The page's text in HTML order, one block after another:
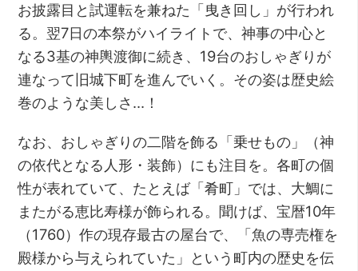
お披露目と試運転を兼ねた「曳き回し」が行われ
る。翌7日の本祭がハイライトで、神事の中心と
なる3基の神輿渡御に続き、19台のおしゃぎりが
連なって旧城下町を進んでいく。その姿は歴史絵
巻のような美しさ…！
なお、おしゃぎりの二階を飾る「乗せもの」（神
の依代となる人形・装飾）にも注目を。各町の個
性が表れていて、たとえば「肴町」では、大鯛に
またがる恵比寿様が飾られる。聞けば、宝暦10年
（1760）作の現存最古の屋台で、「魚の専売権を
殿様から与えられていた」という町内の歴史を伝